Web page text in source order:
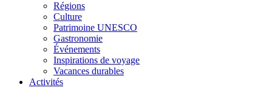
Régions
Culture
Patrimoine UNESCO
Gastronomie
Événements
Inspirations de voyage
Vacances durables
Activités